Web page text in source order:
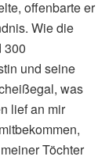
offenbarte er
Wie die
300
und seine
was
lief an mir
Töchter